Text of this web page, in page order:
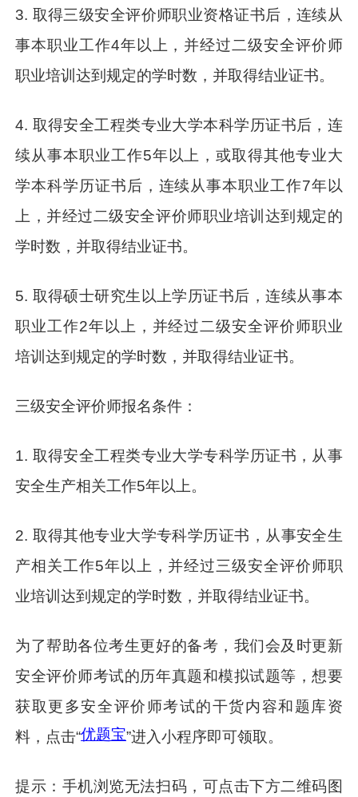
3. 取得三级安全评价师职业资格证书后，连续从
事本职业工作4年以上，并经过二级安全评价师
职业培训达到规定的学时数，并取得结业证书。
4. 取得安全工程类专业大学本科学历证书后，连
续从事本职业工作5年以上，或取得其他专业大
学本科学历证书后，连续从事本职业工作7年以
上，并经过二级安全评价师职业培训达到规定的
学时数，并取得结业证书。
5. 取得硕士研究生以上学历证书后，连续从事本
职业工作2年以上，并经过二级安全评价师职业
培训达到规定的学时数，并取得结业证书。
三级安全评价师报名条件：
1. 取得安全工程类专业大学专科学历证书，从事
安全生产相关工作5年以上。
2. 取得其他专业大学专科学历证书，从事安全生
产相关工作5年以上，并经过三级安全评价师职
业培训达到规定的学时数，并取得结业证书。
为了帮助各位考生更好的备考，我们会及时更新
安全评价师考试的历年真题和模拟试题等，想要
获取更多安全评价师考试的干货内容和题库资
料，点击“优题宝”进入小程序即可领取。
提示：手机浏览无法扫码，可点击下方二维码图